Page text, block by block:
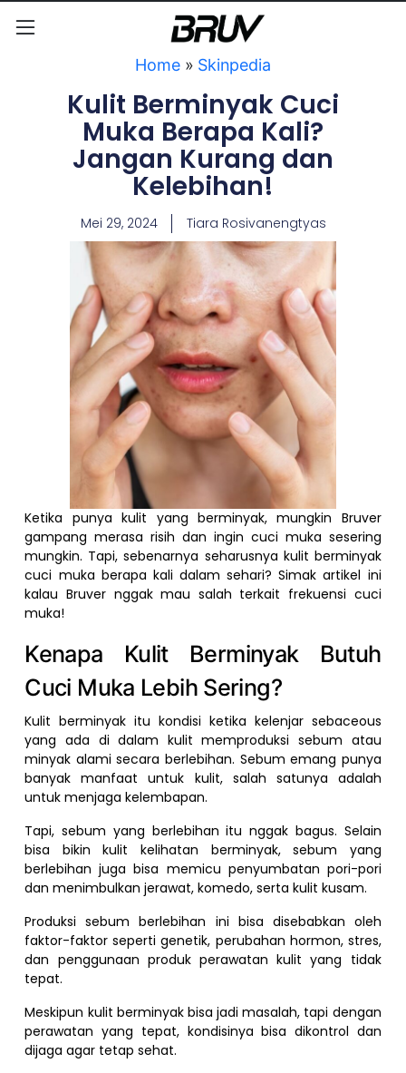
Home» Skinpedia
Kulit Berminyak Cuci
Muka Berapa Kali?
Jangan Kurang dan
Kelebihan!
Mei 29, 2024 Tiara Rosivanengtyas
Ketika punya kulit yang berminyak, mungkin Bruver
gampang merasa risih dan ingin cuci muka sesering
mungkin. Tapi, sebenarnya seharusnya kulit berminyak
cuci muka berapa kali dalam sehari? Simak artikel ini
kalau Bruver nggak mau salah terkait frekuensi cuci
muka!
Kenapa Kulit Berminyak Butuh
Cuci Muka Lebih Sering?
Kulit berminyak itu kondisi ketika kelenjar sebaceous
yang ada di dalam kulit memproduksi sebum atau
minyak alami secara berlebihan. Sebum emang punya
banyak manfaat untuk kulit, salah satunya adalah
untuk menjaga kelembapan.
Tapi, sebum yang berlebihan itu nggak bagus. Selain
bisa bikin kulit kelihatan berminyak, sebum yang
berlebihan juga bisa memicu penyumbatan pori-pori
dan menimbulkan jerawat, komedo, serta kulit kusam.
Produksi sebum berlebihan ini bisa disebabkan oleh
faktor-faktor seperti genetik, perubahan hormon, stres,
dan penggunaan produk perawatan kulit yang tidak
tepat.
Meskipun kulit berminyak bisa jadi masalah, tapi dengan
perawatan yang tepat, kondisinya bisa dikontrol dan
dijaga agar tetap sehat.